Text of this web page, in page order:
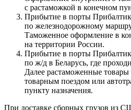
с растаможкой в конечном
Прибытие в порты
по железнодорожному
Таможенное оформление в
на территории России.
Прибытие в порты
по ж/д в Беларусь, где
Далее растаможенные
товарным поездом или
пункту назначения.
При доставке сборных грузов из